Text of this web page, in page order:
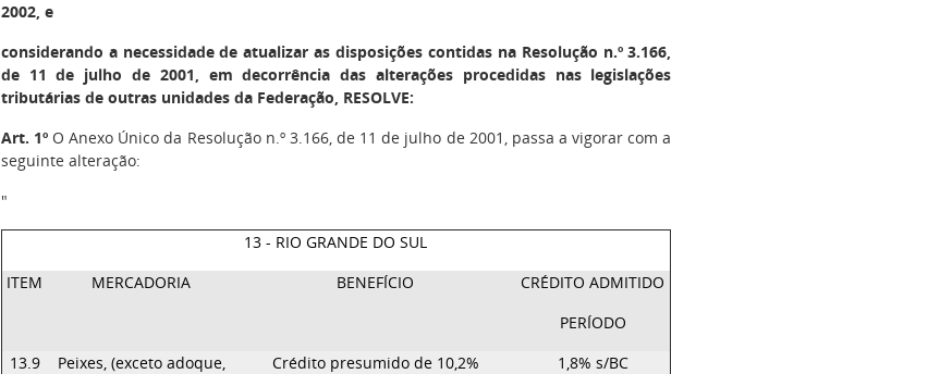
2002, e
considerando a necessidade de atualizar as disposições contidas na Resolução n.º 3.166,
de 11 de julho de 2001, em decorrência das alterações procedidas nas legislações
tributárias de outras unidades da Federação, RESOLVE:
Art. 1ºO Anexo Único da Resolução n.º 3.166, de 11 de julho de 2001, passa a vigorar com a
seguinte alteração:
"
13 - RIO GRANDE DO SUL
ITEM
MERCADORIA BENEFÍCIO
CRÉDITO ADMITIDO
PERÍODO
13.9
Peixes, (exceto adoque,
Crédito presumido de 10,2%
1,8% s/BC